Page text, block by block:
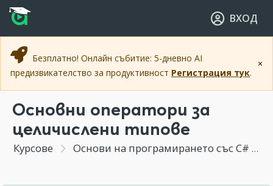
Прескочи към основното съдържание
Прескочи към навигацията
ВХОД
×
Безплатно! Онлайн събитие: 5-дневно AI
предизвикателство за продуктивност Регистрация тук.
Основни оператори за
целичислени типове
Курсове Основи на програмирането със C#